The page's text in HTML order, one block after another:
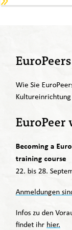
Wie Sie
EuroPeer
Becoming a
training course
22. bis 28.
Anmeldungen
Infos zu den
findet ihr hier.